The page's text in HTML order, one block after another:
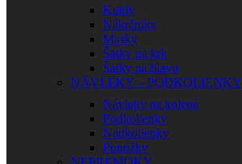
Kukly
Nákrčníky
Masky
Šatky na krk
Šatky na hlavu
NÁVLEKY – PODKOLIENKY
Návleky na kolená
Podkolienky
Nadkolienky
Ponožky